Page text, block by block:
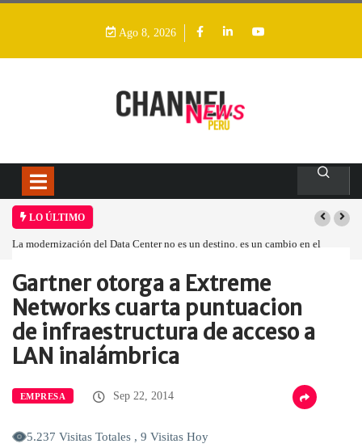
Ago 8, 2026
LO ÚLTIMO
La modernización del Data Center no es un destino, es un cambio en el
Home
Empresa Gartner otorga a…
Gartner otorga a Extreme
Networks cuarta puntuacion
de infraestructura de acceso a
LAN inalámbrica
EMPRESA Sep 22, 2014
5.237 Visitas Totales , 9 Visitas Hoy